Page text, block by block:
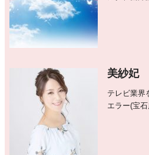
美紗妃
テレビ業界
エラー(宝